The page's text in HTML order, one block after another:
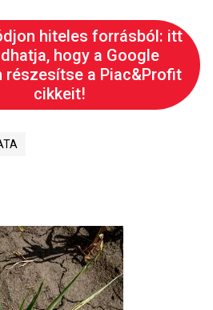
hiteles forrásból: itt
hogy a Google
részesítse a Piac&Profit
cikkeit!